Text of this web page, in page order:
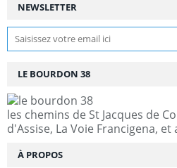
NEWSLETTER
LE BOURDON 38
les chemins de St Jacques de
d'Assise, La Voie Francigena, et
À PROPOS